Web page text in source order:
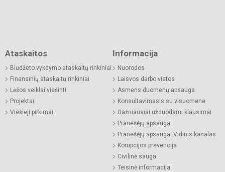
Ataskaitos
Biudžeto vykdymo ataskaitų rinkiniai
Finansinių ataskaitų rinkiniai
Lėšos veiklai viešinti
Projektai
Viešieji pirkimai
Informacija
Nuorodos
Laisvos darbo vietos
Asmens duomenų apsauga
Konsultavimasis su visuomene
Dažniausiai užduodami klausimai
Pranešėjų apsauga
Pranešėjų apsauga. Vidinis kanalas
Korupcijos prevencija
Civilinė sauga
Teisinė informacija